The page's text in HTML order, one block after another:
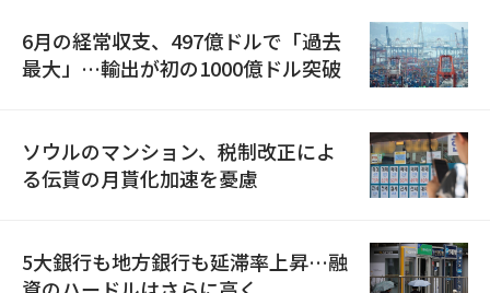
6月の経常収支、497億ドルで「過去
最大」…輸出が初の1000億ドル突破
ソウルのマンション、税制改正によ
る伝貰の月貰化加速を憂慮
5大銀行も地方銀行も延滞率上昇…融